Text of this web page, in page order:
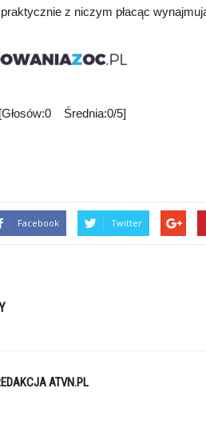
z niczym płacąc
[Głosów:0 Średnia:0/5]
Facebook Twitter
ATVN.PL